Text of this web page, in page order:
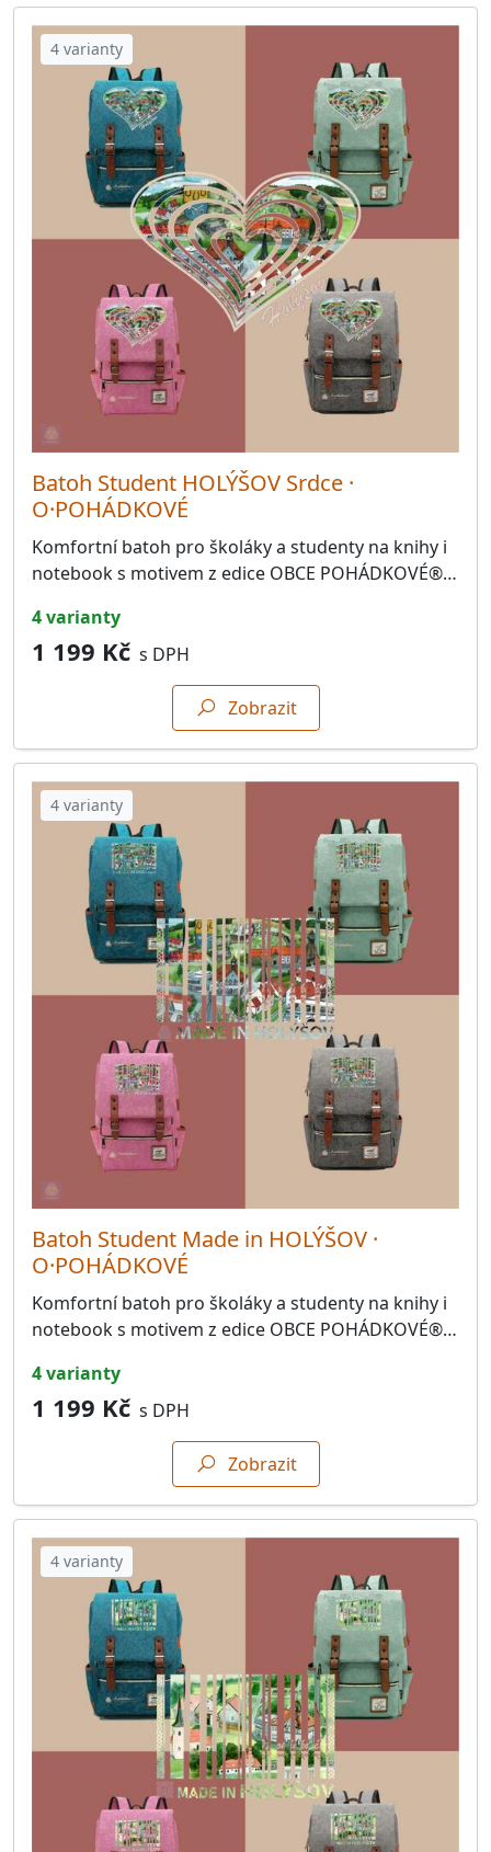
4 varianty
Batoh Student HOLÝŠOV Srdce ·
O·POHÁDKOVÉ
Komfortní batoh pro školáky a studenty na knihy i
notebook s motivem z edice OBCE POHÁDKOVÉ®…
4 varianty
1 199 Kč s DPH
Zobrazit
4 varianty
Batoh Student Made in HOLÝŠOV ·
O·POHÁDKOVÉ
Komfortní batoh pro školáky a studenty na knihy i
notebook s motivem z edice OBCE POHÁDKOVÉ®…
4 varianty
1 199 Kč s DPH
Zobrazit
4 varianty